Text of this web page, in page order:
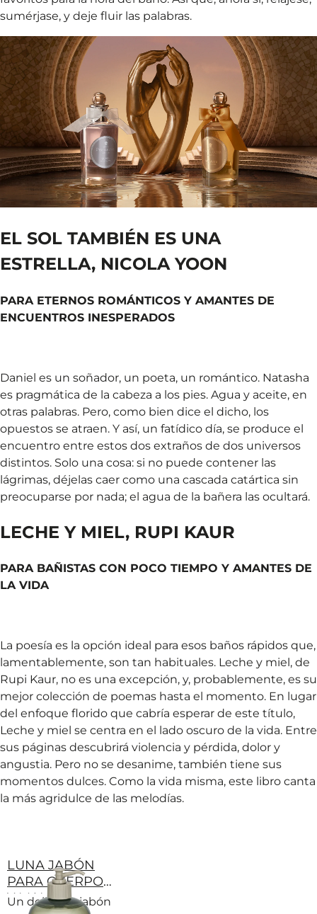
sumérjase, y deje fluir las palabras.
EL SOL TAMBIÉN ES UNA
ESTRELLA, NICOLA YOON
PARA ETERNOS ROMÁNTICOS Y AMANTES DE
ENCUENTROS INESPERADOS
Daniel es un soñador, un poeta, un romántico. Natasha
es pragmática de la cabeza a los pies. Agua y aceite, en
otras palabras. Pero, como bien dice el dicho, los
opuestos se atraen. Y así, un fatídico día, se produce el
encuentro entre estos dos extraños de dos universos
distintos. Solo una cosa: si no puede contener las
lágrimas, déjelas caer como una cascada catártica sin
preocuparse por nada; el agua de la bañera las ocultará.
LECHE Y MIEL, RUPI KAUR
PARA BAÑISTAS CON POCO TIEMPO Y AMANTES DE
LA VIDA
La poesía es la opción ideal para esos baños rápidos que,
lamentablemente, son tan habituales. Leche y miel, de
Rupi Kaur, no es una excepción, y, probablemente, es su
mejor colección de poemas hasta el momento. En lugar
del enfoque florido que cabría esperar de este título,
Leche y miel se centra en el lado oscuro de la vida. Entre
sus páginas descubrirá violencia y pérdida, dolor y
angustia. Pero no se desanime, también tiene sus
momentos dulces. Como la vida misma, este libro canta
la más agridulce de las melodías.
LUNA JABÓN
PARA CUERPO
Y MANOS
Un delicioso jabón